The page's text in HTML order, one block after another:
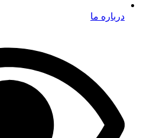
درباره ما